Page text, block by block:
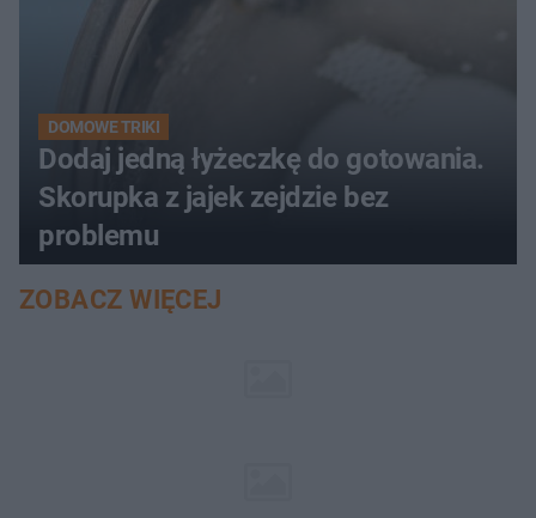
DOMOWE TRIKI
Dodaj jedną łyżeczkę do gotowania.
Skorupka z jajek zejdzie bez
problemu
ZOBACZ WIĘCEJ